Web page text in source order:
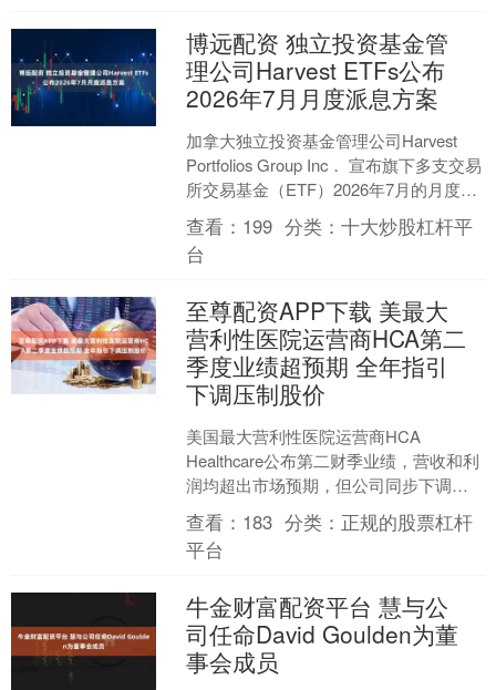
博远配资 独立投资基金管
理公司Harvest ETFs公布
2026年7月月度派息方案
加拿大独立投资基金管理公司Harvest
Portfolios Group Inc． 宣布旗下多支交易
所交易基金（ETF）2026年7月的月度派
息方案。本次派息....
查看： 199 分类：十大炒股杠杆平
台
至尊配资APP下载 美最大
营利性医院运营商HCA第二
季度业绩超预期 全年指引
下调压制股价
美国最大营利性医院运营商HCA
Healthcare公布第二财季业绩，营收和利
润均超出市场预期，但公司同步下调了
全年盈利指引，主要受到患者支付结构
变化带来的影响....
查看： 183 分类： 正规的股票杠杆
平台
牛金财富配资平台 慧与公
司任命David Goulden为董
事会成员